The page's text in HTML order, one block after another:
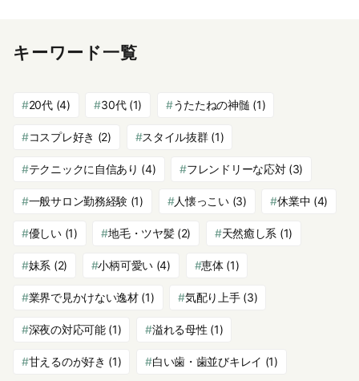
キーワード一覧
20代(4) 30代(1) うたたねの神髄 (1)
コスプレ好き (2) スタイル抜群(1)
テクニックに自信あり (4) フレンドリーな応対(3)
一般サロン勤務経験 (1) 人懐っこい(3) 休業中 (4)
優しい(1) 地毛・ツヤ髪(2) 天然癒し系 (1)
妹系 (2) 小柄可愛い(4) 恵体(1)
業界で見かけない逸材(1) 気配り上手(3)
深夜の対応可能(1) 溢れる母性 (1)
甘えるのが好き (1) 白い歯・歯並びキレイ (1)